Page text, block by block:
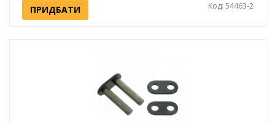
ПРИДБАТИ Код: 54463-2